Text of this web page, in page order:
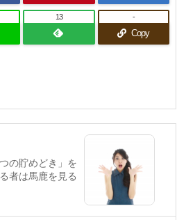
13
Copy
-
の貯めどき」を
者は馬鹿を見る